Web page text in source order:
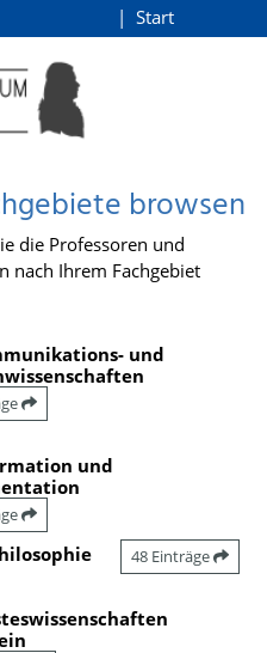
Start
browsen
die Professoren und
nach Ihrem Fachgebiet
und
und
48 Einträge